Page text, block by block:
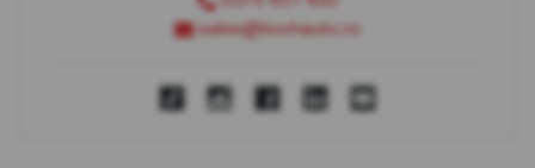
sales@bcchauto.ro